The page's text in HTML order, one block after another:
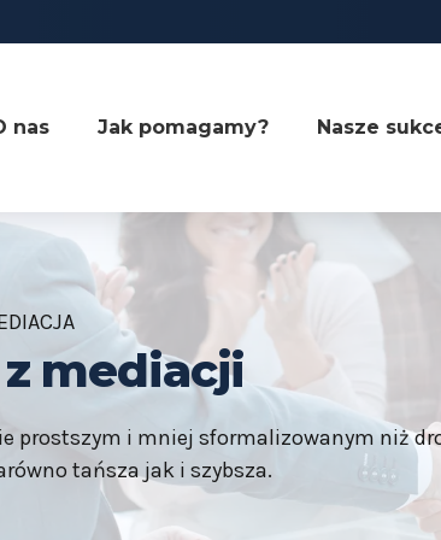
nas Jak pomagamy? Nasze
mediacji
prostszym i mniej sformalizowanym niż
tańsza jak i szybsza.